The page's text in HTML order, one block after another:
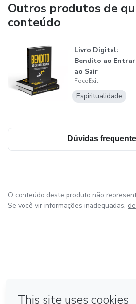
que precisa, com esse cartão digital
uma experiência única aumentando a
+ Oportunidades | O Whatsapp
milhões de usuários no Brasil.
ferramenta de vendas online e Off-
Outros produtos de
conteúdo
Livro Digital:
Bendito ao
ao Sair
FocoExit
Espiritualidade
Dúvidas
O conteúdo deste produto não
Se você vir informações inadequadas,
Feito com ❤ na Cidade do México